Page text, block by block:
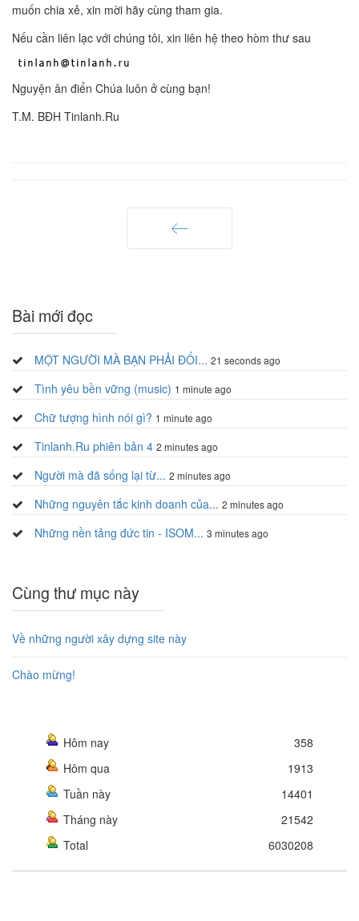
muốn chia xẻ, xin mời hãy cùng tham gia.
Nếu cần liên lạc với chúng tôi, xin liên hệ theo hòm thư sau
Nguyện ân điển Chúa luôn ở cùng bạn!
T.M. BĐH Tinlanh.Ru
Bài mới đọc
MỘT NGƯỜI MÀ BẠN PHẢI ĐỐI... 21 seconds ago
Tình yêu bền vững (music) 1 minute ago
Chữ tượng hình nói gì? 1 minute ago
Tinlanh.Ru phiên bản 4 2 minutes ago
Người mà đã sống lại từ... 2 minutes ago
Những nguyên tắc kinh doanh của... 2 minutes ago
Những nền tảng đức tin - ISOM... 3 minutes ago
Cùng thư mục này
Về những người xây dựng site này
Chào mừng!
Hôm nay
358
Hôm qua
1913
Tuần này
14401
Tháng này
21542
Total
6030208